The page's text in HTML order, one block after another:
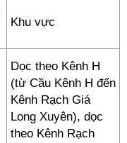
Khu vực
Dọc theo Kênh H
(từ Cầu Kênh H đến
Kênh Rạch Giá
Long Xuyên), dọc
theo Kênh Rạch